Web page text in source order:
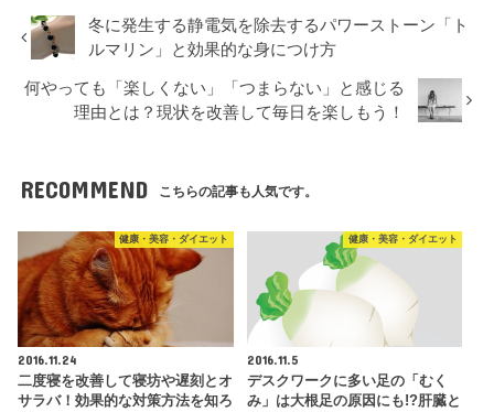
冬に発生する静電気を除去するパワーストーン「ト
ルマリン」と効果的な身につけ方
何やっても「楽しくない」「つまらない」と感じる
理由とは？現状を改善して毎日を楽しもう！
RECOMMEND こちらの記事も人気です。
健康・美容・ダイエット
2016.11.24
二度寝を改善して寝坊や遅刻とオ
サラバ！効果的な対策方法を知ろ
健康・美容・ダイエット
2016.11.5
デスクワークに多い足の「むく
み」は大根足の原因にも!?肝臓と